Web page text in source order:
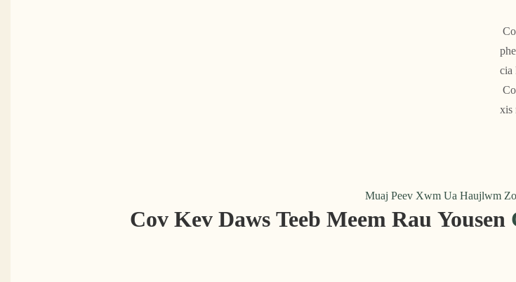
Cov ntsiab cai ergonomic coj txhua qhov nkhaus. Cov npoo puag ncig txo qhov kev
cia
Cov neeg ua haujlwm thiab cov qhua tuaj xyuas ib yam nkaus txaus siab rau kev sib tham
xis
Muaj Peev Xwm Ua Haujlwm
Cov Kev Daws Teeb Meem Rau Yousen